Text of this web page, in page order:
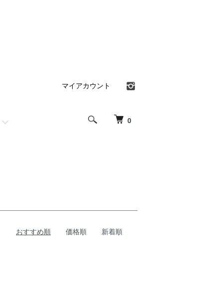
0
マイアカウント
おすすめ順 価格順 新着順